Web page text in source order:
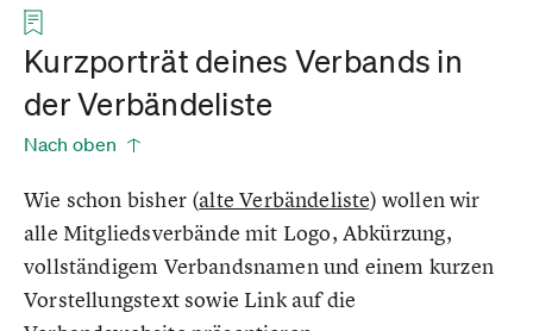
Kurzporträt deines Verbands in
der Verbändeliste
Nach oben
Wie schon bisher (alte Verbändeliste) wollen wir
alle Mitgliedsverbände mit Logo, Abkürzung,
vollständigem Verbandsnamen und einem kurzen
Vorstellungstext sowie Link auf die